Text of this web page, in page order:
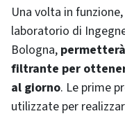
Una volta in funzione,
laboratorio di
Bologna,
filtrante per
al giorno. Le prime
utilizzate per